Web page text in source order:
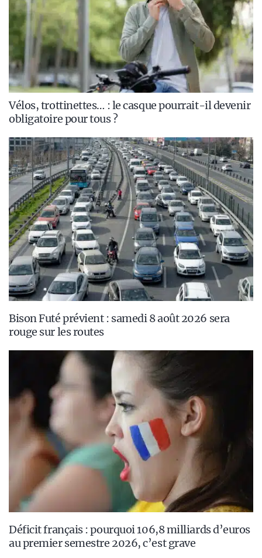
Vélos, trottinettes… : le casque pourrait-il devenir
obligatoire pour tous ?
Bison Futé prévient : samedi 8 août 2026 sera
rouge sur les routes
Déficit français : pourquoi 106,8 milliards d’euros
au premier semestre 2026, c’est grave